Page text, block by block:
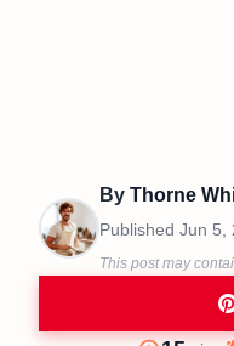
By Thorne
Published Jun 5,
This post may